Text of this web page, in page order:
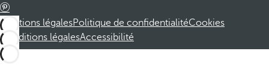
Mentions légalesPolitique de confidentialitéCookies
Conditions légalesAccessibilité